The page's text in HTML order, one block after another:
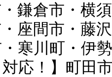
鎌倉市・横
座間市・藤
寒川町・伊
対応！】町田